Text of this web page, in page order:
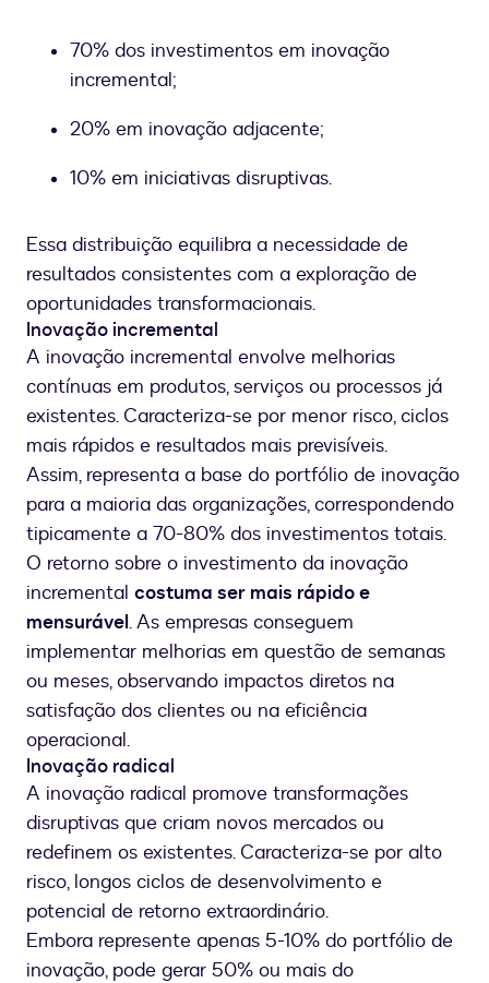
70% dos investimentos em inovação
incremental;
20% em inovação adjacente;
10% em iniciativas disruptivas.
Essa distribuição equilibra a necessidade de
resultados consistentes com a exploração de
oportunidades transformacionais.
Inovação incremental
A inovação incremental envolve melhorias
contínuas em produtos, serviços ou processos já
existentes. Caracteriza-se por menor risco, ciclos
mais rápidos e resultados mais previsíveis.
Assim, representa a base do portfólio de inovação
para a maioria das organizações, correspondendo
tipicamente a 70-80% dos investimentos totais.
O retorno sobre o investimento da inovação
incremental costuma ser mais rápido e
mensurável. As empresas conseguem
implementar melhorias em questão de semanas
ou meses, observando impactos diretos na
satisfação dos clientes ou na eficiência
operacional.
Inovação radical
A inovação radical promove transformações
disruptivas que criam novos mercados ou
redefinem os existentes. Caracteriza-se por alto
risco, longos ciclos de desenvolvimento e
potencial de retorno extraordinário.
Embora represente apenas 5-10% do portfólio de
inovação, pode gerar 50% ou mais do